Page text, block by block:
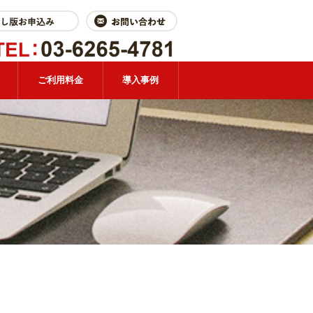
ご利用料金 導入事例